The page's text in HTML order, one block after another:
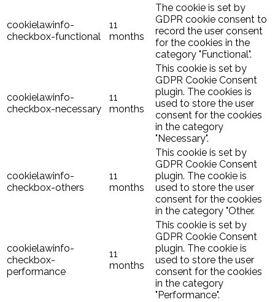
cookielawinfo-
checkbox-functional
11
months
The cookie is set by
GDPR cookie consent to
record the user consent
for the cookies in the
category "Functional".
cookielawinfo-
checkbox-necessary
11
months
This cookie is set by
GDPR Cookie Consent
plugin. The cookies is
used to store the user
consent for the cookies
in the category
"Necessary".
cookielawinfo-
checkbox-others
11
months
This cookie is set by
GDPR Cookie Consent
plugin. The cookie is
used to store the user
consent for the cookies
in the category "Other.
cookielawinfo-
checkbox-
performance
11
months
This cookie is set by
GDPR Cookie Consent
plugin. The cookie is
used to store the user
consent for the cookies
in the category
"Performance".